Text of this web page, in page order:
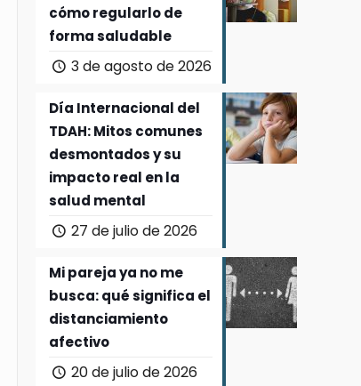
cómo regularlo de
forma saludable
3 de agosto de 2026
Día Internacional del
TDAH: Mitos comunes
desmontados y su
impacto real en la
salud mental
27 de julio de 2026
Mi pareja ya no me
busca: qué significa el
distanciamiento
afectivo
20 de julio de 2026